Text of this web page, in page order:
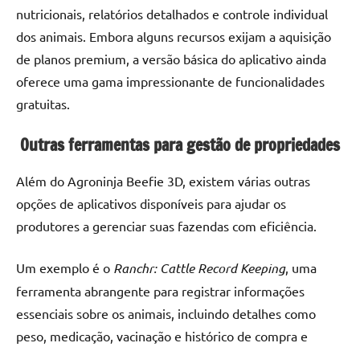
nutricionais, relatórios detalhados e controle individual
dos animais. Embora alguns recursos exijam a aquisição
de planos premium, a versão básica do aplicativo ainda
oferece uma gama impressionante de funcionalidades
gratuitas.
Outras ferramentas para gestão de propriedades
Além do Agroninja Beefie 3D, existem várias outras
opções de aplicativos disponíveis para ajudar os
produtores a gerenciar suas fazendas com eficiência.
Um exemplo é o Ranchr: Cattle Record Keeping, uma
ferramenta abrangente para registrar informações
essenciais sobre os animais, incluindo detalhes como
peso, medicação, vacinação e histórico de compra e